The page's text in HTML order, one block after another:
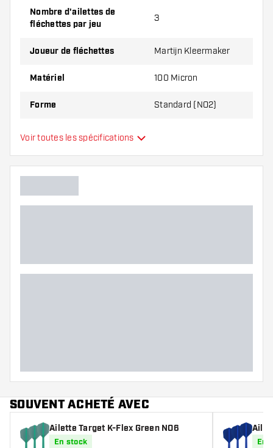
Essayez une forme, un matériau ou une
la variante qui vous convient le mieux !
Nombre d'ailettes de
fléchettes par jeu
3
Joueur de fléchettes Martijn Kleermaker
Matériel 100 Micron
Forme Standard (NO2)
Type
Flexibilité
Voir toutes les spécifications
SOUVENT ACHETÉ AVEC
Ailette Target K-Flex Green NO6
En stock En